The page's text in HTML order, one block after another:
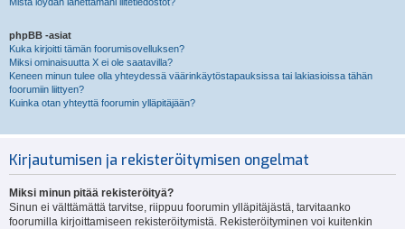
phpBB -asiat
Kuka kirjoitti tämän foorumisovelluksen?
Miksi ominaisuutta X ei ole saatavilla?
Keneen minun tulee olla yhteydessä väärinkäytöstapauksissa tai lakiasioissa tähän
foorumiin liittyen?
Kuinka otan yhteyttä foorumin ylläpitäjään?
Kirjautumisen ja rekisteröitymisen ongelmat
Miksi minun pitää rekisteröityä?
Sinun ei välttämättä tarvitse, riippuu foorumin ylläpitäjästä, tarvitaanko
foorumilla kirjoittamiseen rekisteröitymistä. Rekisteröityminen voi kuitenkin